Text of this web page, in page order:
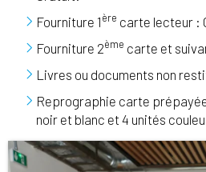
Fourniture 1ère carte lecteur :
Fourniture 2ème carte et
Livres ou documents non
Reprographie carte
noir et blanc et 4 unités